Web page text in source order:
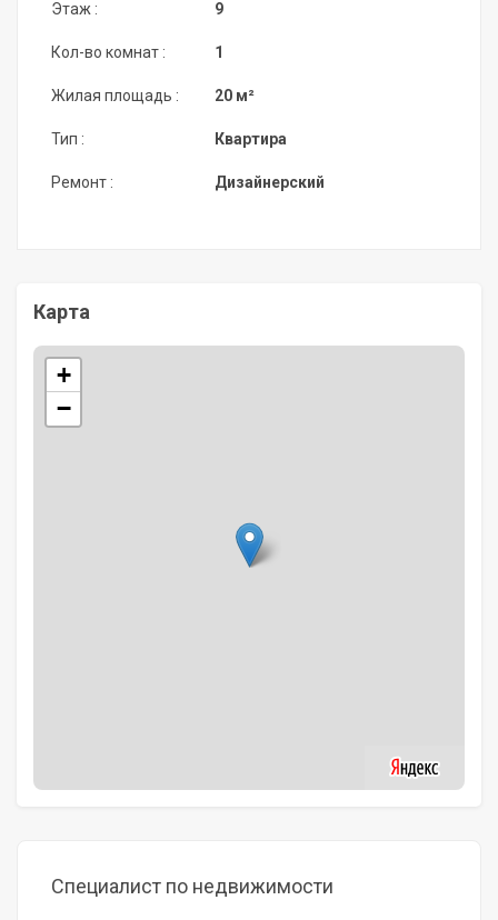
Этаж :
Кол-во комнат :
Жилая площадь :
Тип :
Ремонт :
9
1
20 м²
Квартира
Дизайнерский
Карта
+
−
Специалист по недвижимости